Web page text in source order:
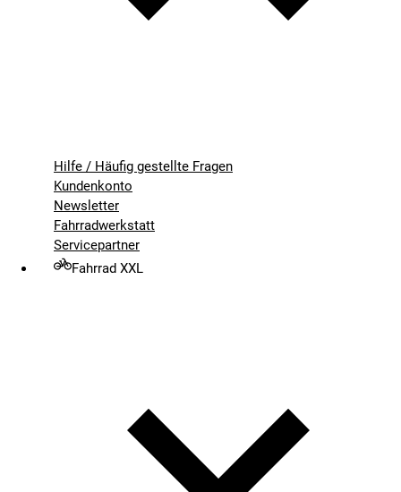
Hilfe / Häufig gestellte Fragen
Kundenkonto
Newsletter
Fahrradwerkstatt
Servicepartner
Fahrrad XXL